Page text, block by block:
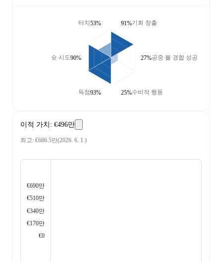
터치53%
슛 시도90%
득점93%
기회 창출
91%
공중 볼 경합 성공
27%
수비적 행동
25%
이적 가치 : €496만
최고: €686.5만(2026. 6. 1.)
€690만
€510만
€340만
€170만
€0